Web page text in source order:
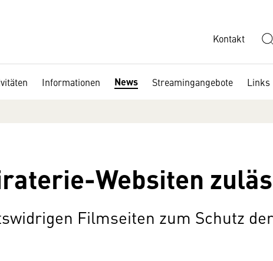
Kontakt
Informationen News Streamingangebote Links
Websiten
Filmseiten zum Schutz